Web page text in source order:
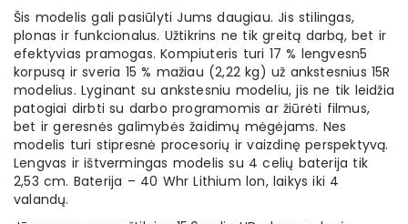
Šis modelis gali pasiūlyti Jums daugiau. Jis stilingas,
plonas ir funkcionalus. Užtikrins ne tik greitą darbą, bet ir
efektyvias pramogas. Kompiuteris turi 17 % lengvesn5
korpusą ir sveria 15 % mažiau (2,22 kg) už ankstesnius 15R
modelius. Lyginant su ankstesniu modeliu, jis ne tik leidžia
patogiai dirbti su darbo programomis ar žiūrėti filmus,
bet ir geresnės galimybės žaidimų mėgėjams. Nes
modelis turi stipresnė procesorių ir vaizdinę perspektyvą.
Lengvas ir ištvermingas modelis su 4 celių baterija tik
2,53 cm. Baterija – 40 Whr Lithium lon, laikys iki 4
valandų.